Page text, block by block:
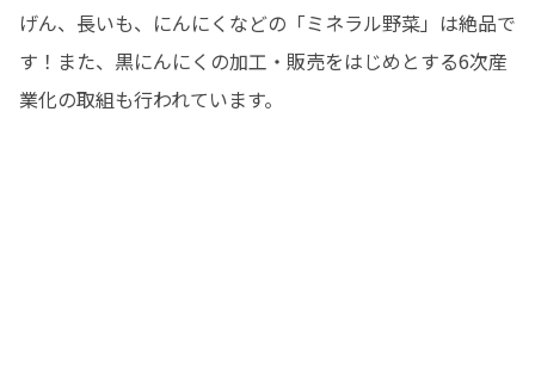
げん、長いも、にんにくなどの「ミネラル野菜」は絶品で
す！また、黒にんにくの加工・販売をはじめとする6次産
業化の取組も行われています。